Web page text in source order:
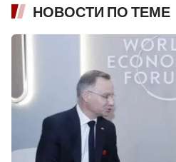
НОВОСТИ ПО ТЕМЕ